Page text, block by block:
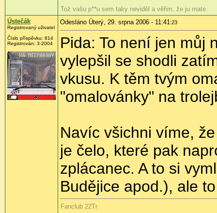
Tož vašu p**u sem taky neviděl a věřim, že ju mate.
Ústečák
Registrovaný uživatel
Číslo příspěvku: 814
Registrován: 3-2004
Odesláno Úterý, 29. srpna 2006 - 11:41 :23
Pida: To není jen můj
vylepšil se shodli
vkusu. K těm tvým
"omalovánky" na
Navíc všichni víme,
je čelo, které pak
zplácanec. A to si
Budějice apod.), ale
Fanclub 22Tr